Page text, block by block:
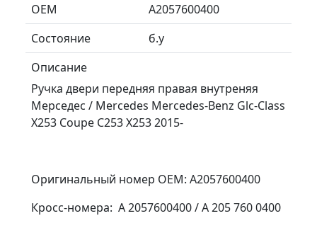
ОЕМ
A2057600400
Состояние
б.у
Описание
Ручка двери передняя правая внутреняя
Мерседес / Mercedes Mercedes-Benz Glc-Class
X253 Coupe C253 X253 2015-
Оригинальный номер OEM: A2057600400
Кросс-номера: A 2057600400 / A 205 760 0400